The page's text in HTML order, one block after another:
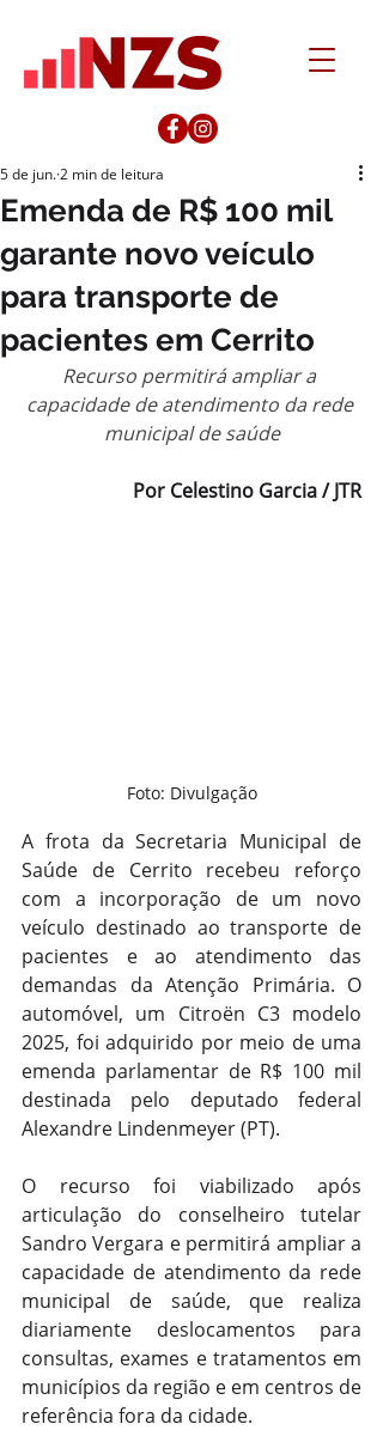
Emenda de R$ 100 mil
garante novo veículo
para transporte de
pacientes em Cerrito
5 de jun.2 min de leitura
Recurso permitirá ampliar a
capacidade de atendimento da rede
municipal de saúde
Por Celestino Garcia / JTR
Foto: Divulgação
A frota da Secretaria Municipal de
Saúde de Cerrito recebeu reforço
com a incorporação de um novo
veículo destinado ao transporte de
pacientes e ao atendimento das
demandas da Atenção Primária. O
automóvel, um Citroën C3 modelo
2025, foi adquirido por meio de uma
emenda parlamentar de R$ 100 mil
destinada pelo deputado federal
Alexandre Lindenmeyer (PT).
O recurso foi viabilizado após
articulação do conselheiro tutelar
Sandro Vergara e permitirá ampliar a
capacidade de atendimento da rede
municipal de saúde, que realiza
diariamente deslocamentos para
consultas, exames e tratamentos em
municípios da região e em centros de
referência fora da cidade.